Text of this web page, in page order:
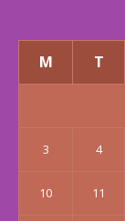
M
T
3 4
10 11